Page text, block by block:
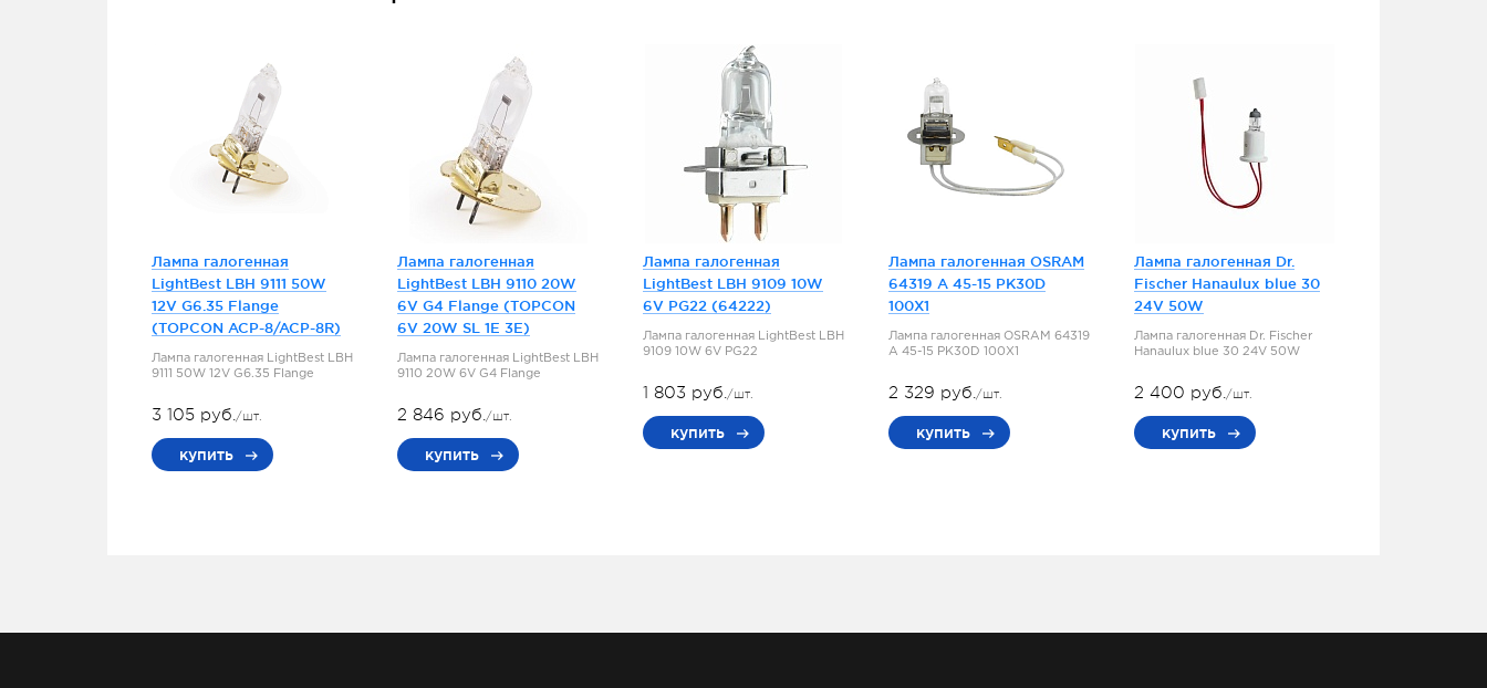
Лампа галогенная
LightBest LBH 9111 50W
12V G6.35 Flange
(TOPCON ACP-8/ACP-8R)
Лампа галогенная LightBest LBH
9111 50W 12V G6.35 Flange
3 105 руб./шт.
купить
Лампа галогенная
LightBest LBH 9110 20W
6V G4 Flange (TOPCON
6V 20W SL 1E 3E)
Лампа галогенная LightBest LBH
9110 20W 6V G4 Flange
2 846 руб./шт.
купить
Лампа галогенная
LightBest LBH 9109 10W
6V PG22 (64222)
Лампа галогенная LightBest LBH
9109 10W 6V PG22
1 803 руб./шт.
купить
Лампа галогенная OSRAM
64319 A 45-15 PK30D
100X1
Лампа галогенная OSRAM 64319
A 45-15 PK30D 100X1
2 329 руб./шт.
купить
Лампа галогенная Dr.
Fischer Hanaulux blue 30
24V 50W
Лампа галогенная Dr. Fischer
Hanaulux blue 30 24V 50W
2 400 руб./шт.
купить